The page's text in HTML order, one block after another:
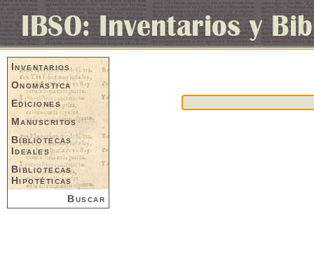
Inventarios
Onomástica
Ediciones
Manuscritos
Bibliotecas
Ideales
Bibliotecas
Hipotéticas
Buscar